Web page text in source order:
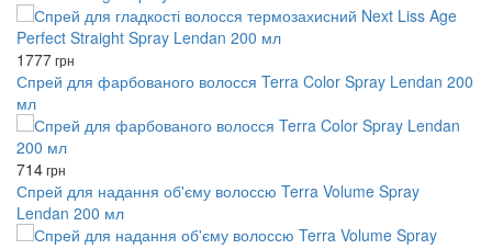
1777грн
Спрей для фарбованого волосся Terra Color Spray Lendan 200
мл
714грн
Спрей для надання об'єму волоссю Terra Volume Spray
Lendan 200 мл